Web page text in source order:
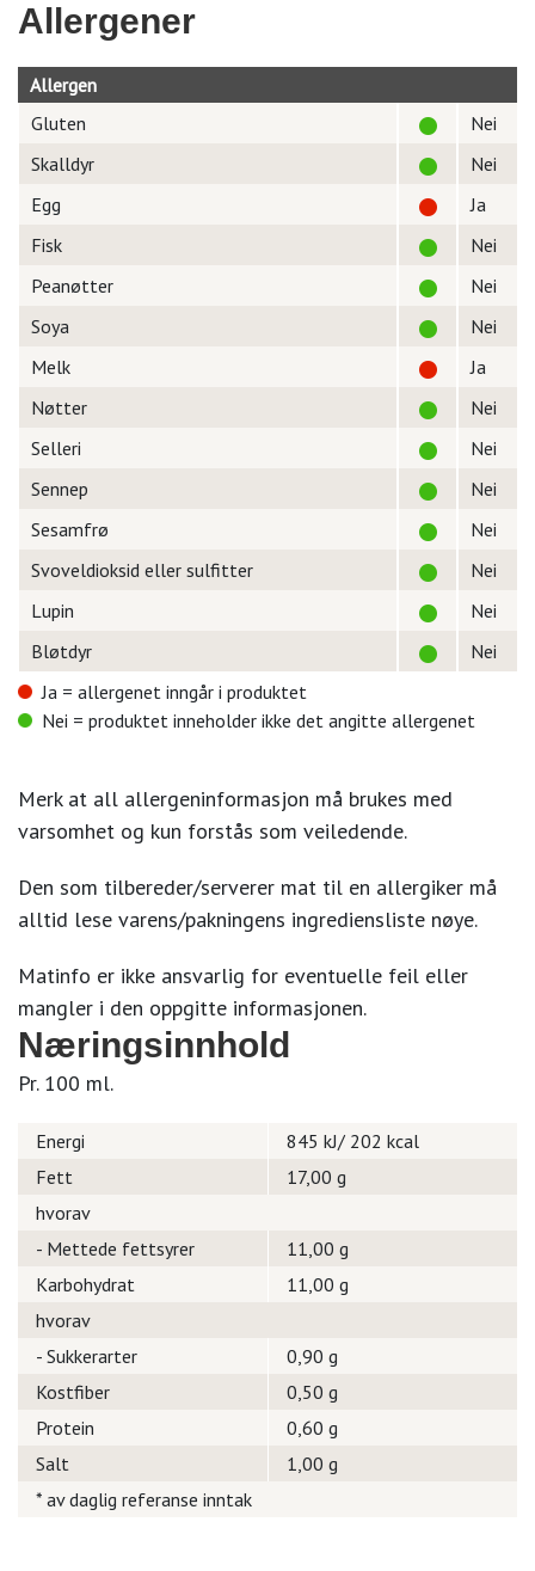
Allergener
Allergen
Gluten
Nei
Skalldyr
Nei
Egg
Ja
Fisk
Nei
Peanøtter
Nei
Soya
Nei
Melk
Ja
Nøtter
Nei
Selleri
Nei
Sennep
Nei
Sesamfrø
Nei
Svoveldioksid eller sulfitter
Nei
Lupin
Nei
Bløtdyr
Nei
Ja = allergenet inngår i produktet
Nei = produktet inneholder ikke det angitte allergenet
Merk at all allergeninformasjon må brukes med
varsomhet og kun forstås som veiledende.
Den som tilbereder/serverer mat til en allergiker må
alltid lese varens/pakningens ingrediensliste nøye.
Matinfo er ikke ansvarlig for eventuelle feil eller
mangler i den oppgitte informasjonen.
Næringsinnhold
Pr. 100 ml.
Energi
845 kJ/ 202 kcal
Fett
17,00 g
hvorav
- Mettede fettsyrer
11,00 g
Karbohydrat
11,00 g
hvorav
- Sukkerarter
0,90 g
Kostfiber
0,50 g
Protein
0,60 g
Salt
1,00 g
* av daglig referanse inntak